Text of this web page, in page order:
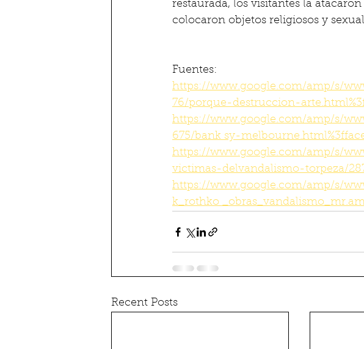
restaurada, los visitantes la
colocaron objetos religiosos y
Fuentes:
https://www.google.com/amp/s/
76/porque-destruccion-
https://www.google.com/amp/s/
675/bank sy-
https://www.google.com/amp/s/
victimas-delvandalismo-torpeza/
https://www.google.com/amp/s/
k_rothko
Recent Posts